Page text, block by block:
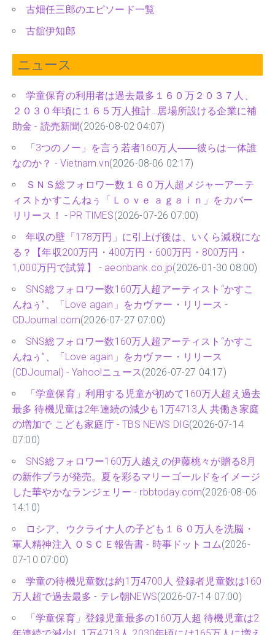
古畑任三郎のエピソード一覧
古舘伊知郎
ニュース
学童保育の利用者は過去最多１６０万２０３７人、
２０３０年頃に１６５万人推計…居場所設ける企業に補
助金 - 読売新聞(2026-08-02 04:07)
「3つのノー」を言う若者160万人――彼らは一体誰
なのか？ - Vietnam.vn(2026-08-06 02:17)
ＳＮＳ総フォロワー数１６０万人超メジャーアーテ
ィストかすこんねぅ「Ｌｏｖｅ ａｇａｉｎ」をカバー
リリース！ - PR TIMES(2026-07-26 07:00)
年収の壁「178万円」に引上げ後は、いくら減税にな
る？【年収200万円・400万円・600万円・800万円・
1,000万円で試算】 - aeonbank.co.jp(2026-01-30 08:00)
SNS総フォロワー数160万人超アーティスト“かすこ
んねぅ”、「Love again」をカヴァー・リリース -
CDJournal.com(2026-07-27 07:00)
SNS総フォロワー数160万人超アーティスト“かすこ
んねぅ”、「Love again」をカヴァー・リリース
(CDJournal) - Yahoo!ニュース(2026-07-27 04:17)
「学童保育」利用する児童が初めて160万人超え過去
最多 待機児童は2年連続の減少も1万4713人 共働き家庭
の増加で こども家庭庁 - TBS NEWS DIG(2026-07-14
07:00)
SNS総フォロワー160万人越えの伊藤桃々が贈る8月
の新作ブラが発売。夏を彩るマリーゴールドをイメージ
した華やかなランジェリー - rbbtoday.com(2026-08-06
14:10)
ロシア、ウクライナ人の子ども１６０万人を洗脳・
軍人精神注入 ＯＳＣＥ報告書 - 時事ドットコム(2026-
07-10 07:00)
学童の待機児童数は約1万4700人 登録者児童数は160
万人超で過去最多 - テレ朝NEWS(2026-07-14 07:00)
「学童保育」登録児童最多の160万人超 待機児童は2